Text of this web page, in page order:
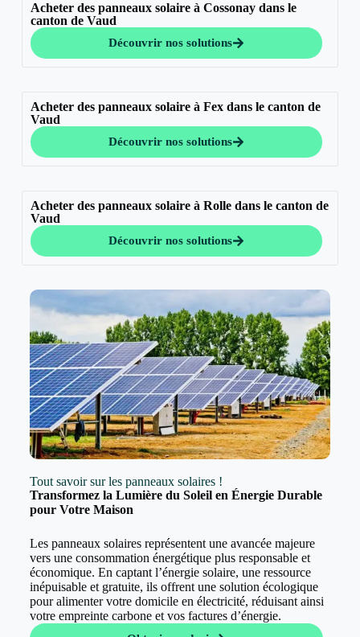
Acheter des panneaux solaire à Cossonay dans le
canton de Vaud
Découvrir nos solutions
Acheter des panneaux solaire à Fex dans le canton de
Vaud
Découvrir nos solutions
Acheter des panneaux solaire à Rolle dans le canton de
Vaud
Découvrir nos solutions
Tout savoir sur les panneaux solaires !
Transformez la Lumière du Soleil en Énergie Durable
pour Votre Maison
Les panneaux solaires représentent une avancée majeure
vers une consommation énergétique plus responsable et
économique. En captant l’énergie solaire, une ressource
inépuisable et gratuite, ils offrent une solution écologique
pour alimenter votre domicile en électricité, réduisant ainsi
votre empreinte carbone et vos factures d’énergie.